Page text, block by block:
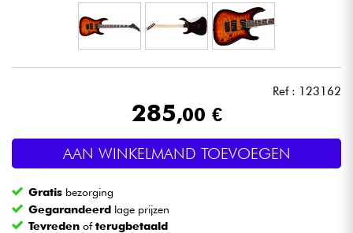
Drums & percussie
Blaasinstrument
Ref : 123162
285,00 €
AAN WINKELMAND TOEVOEGEN
Gratis bezorging
Gegarandeerd lage prijzen
Tevreden ofterugbetaald